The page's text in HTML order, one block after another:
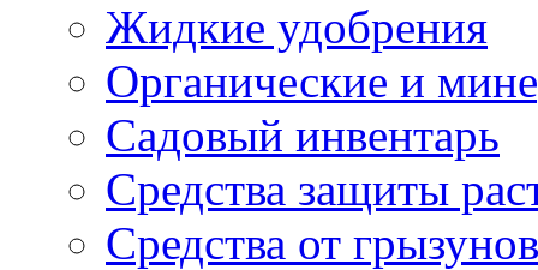
Жидкие удобрения
Органические и
Садовый инвентарь
Средства защиты
Средства от грызунов